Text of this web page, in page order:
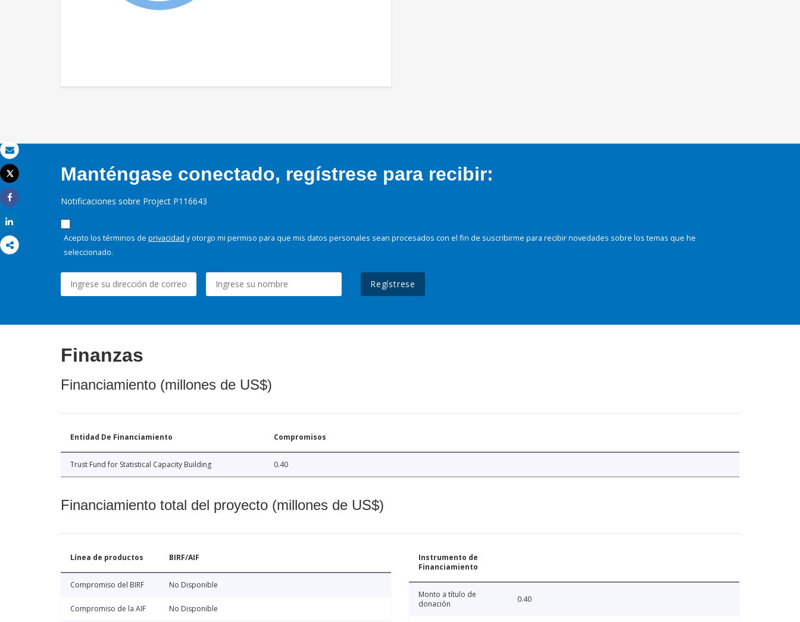
Correo electrónico
Imprimir
Tweet
Share
Manténgase conectado, regístrese para recibir:
Notificaciones sobre Project P116643
Acepto los términos de privacidad y otorgo mi permiso para que mis datos personales sean procesados con el fin de suscribirme para recibir novedades sobre los temas que he
seleccionado.
Regístrese
Finanzas
Financiamiento (millones de US$)
Entidad De Financiamiento Compromisos
Trust Fund for Statistical Capacity Building 0.40
Financiamiento total del proyecto (millones de US$)
Línea de productos BIRF/AIF
Compromiso del BIRF No Disponible
Compromiso de la AIF No Disponible
Instrumento de
Financiamiento
Monto a título de
donación
0.40